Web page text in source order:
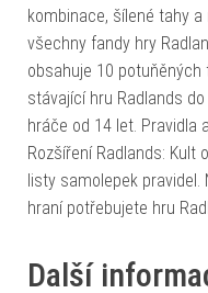
kombinace, šílené tahy
všechny fandy hry
obsahuje 10
stávající hru Radlands
hráče od 14 let. Pravidla
Rozšíření Radlands: Kult
listy samolepek
hraní potřebujete hru
Další